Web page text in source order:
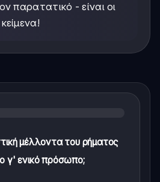
παρατατικό - είναι οι
μέλλοντα του ρήματος
γ' ενικό πρόσωπο;